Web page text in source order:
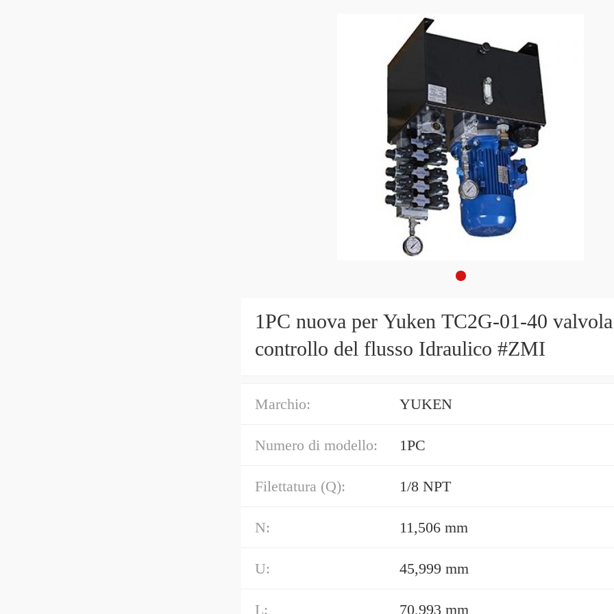
1PC nuova per Yuken TC2G-01-40
controllo del flusso Idraulico #ZMI
Marchio: YUKEN
Numero di modello: 1PC
Filettatura (Q): 1/8 NPT
N: 11,506 mm
U: 45,999 mm
L: 70,993 mm